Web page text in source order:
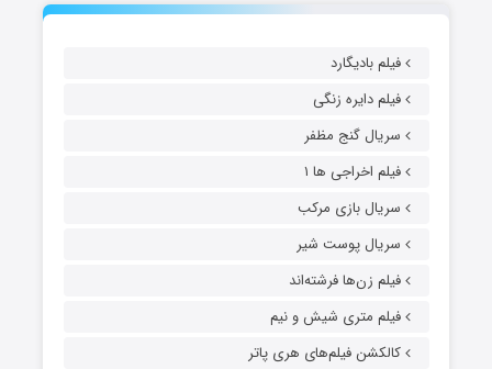
فیلم بادیگارد
فیلم دایره زنگی
سریال گنج مظفر
فیلم اخراجی ها ۱
سریال بازی مرکب
سریال پوست شیر
فیلم زن‌ها فرشته‌اند
فیلم متری شیش و نیم
کالکشن فیلم‌های هری پاتر